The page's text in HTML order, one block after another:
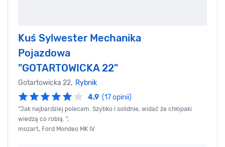
Kuś Sylwester Mechanika
Pojazdowa
"GOTARTOWICKA 22"
Gotartowicka 22, Rybnik
4.9 (17 opinii)
"Jak najbardziej polecam. Szybko i solidnie, widać że chłopaki
wiedzą co robią. ",
mozart, Ford Mondeo MK IV